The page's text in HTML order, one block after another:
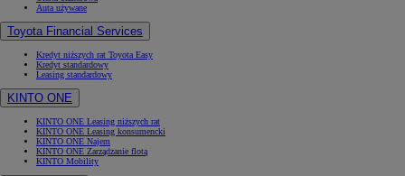
Auta używane
Toyota Financial Services
Kredyt niższych rat Toyota Easy
Kredyt standardowy
Leasing standardowy
KINTO ONE
KINTO ONE Leasing niższych rat
KINTO ONE Leasing konsumencki
KINTO ONE Najem
KINTO ONE Zarządzanie flotą
KINTO Mobility